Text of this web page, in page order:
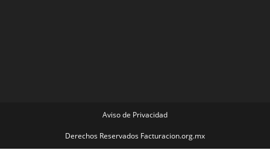
Aviso de Privacidad
Derechos Reservados Facturacion.org.mx